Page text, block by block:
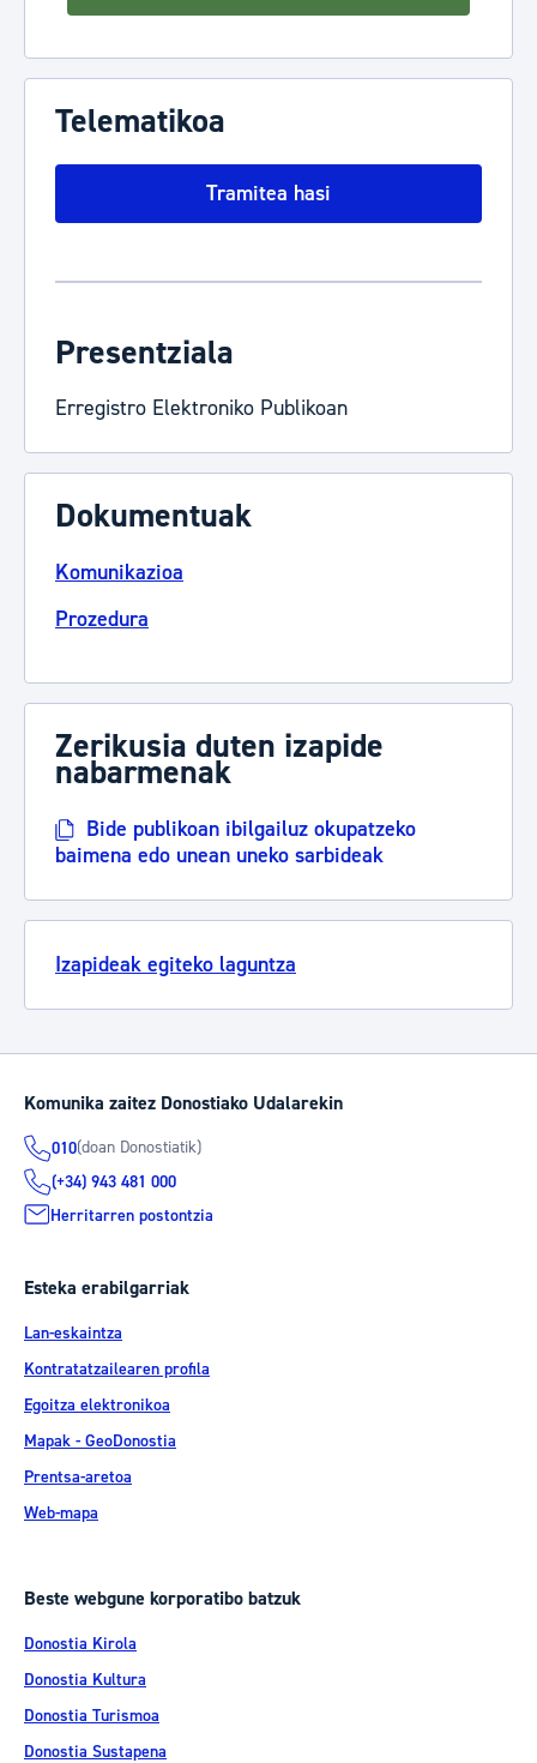
Telematikoa
Tramitea hasi
Presentziala
Erregistro Elektroniko Publikoan
Dokumentuak
Komunikazioa
Prozedura
Zerikusia duten izapide
nabarmenak
Bide publikoan ibilgailuz okupatzeko
baimena edo unean uneko sarbideak
Izapideak egiteko laguntza
Komunika zaitez Donostiako Udalarekin
010(doan Donostiatik)
(+34) 943 481 000
Herritarren postontzia
Esteka erabilgarriak
Lan-eskaintza
Kontratatzailearen profila
Egoitza elektronikoa
Mapak - GeoDonostia
Prentsa-aretoa
Web-mapa
Beste webgune korporatibo batzuk
Donostia Kirola
Donostia Kultura
Donostia Turismoa
Donostia Sustapena